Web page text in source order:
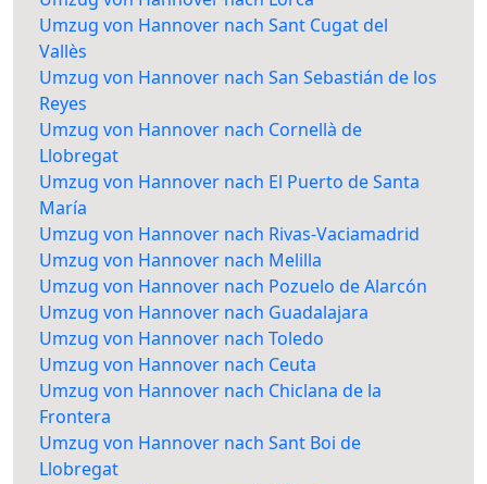
Umzug von Hannover nach Sant Cugat del
Vallès
Umzug von Hannover nach San Sebastián de los
Reyes
Umzug von Hannover nach Cornellà de
Llobregat
Umzug von Hannover nach El Puerto de Santa
María
Umzug von Hannover nach Rivas-Vaciamadrid
Umzug von Hannover nach Melilla
Umzug von Hannover nach Pozuelo de Alarcón
Umzug von Hannover nach Guadalajara
Umzug von Hannover nach Toledo
Umzug von Hannover nach Ceuta
Umzug von Hannover nach Chiclana de la
Frontera
Umzug von Hannover nach Sant Boi de
Llobregat